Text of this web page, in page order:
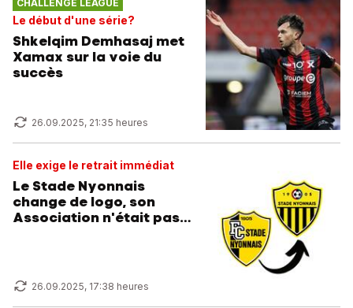
CHALLENGE LEAGUE
Le début d'une série?
Shkelqim Demhasaj met
Xamax sur la voie du
succès
26.09.2025, 21:35 heures
Elle exige le retrait immédiat
Le Stade Nyonnais
change de logo, son
Association n'était pas
26.09.2025, 17:38 heures